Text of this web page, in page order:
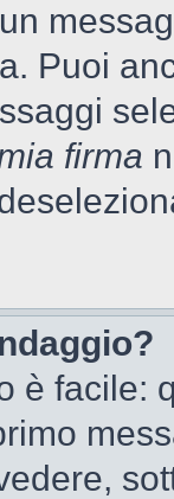
Puoi
firma
è facile: